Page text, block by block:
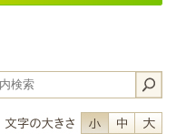
フォントサイ
フォン